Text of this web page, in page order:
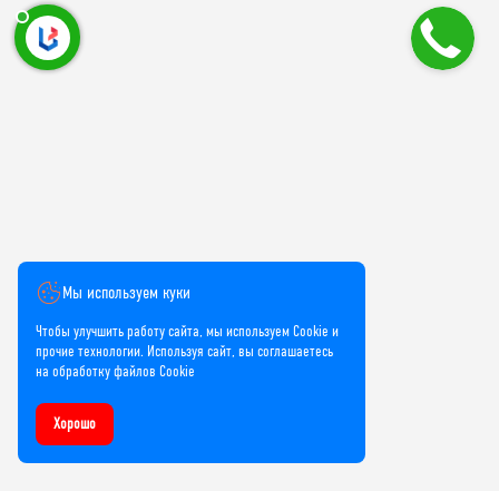
Мы используем куки
Чтобы улучшить работу сайта, мы используем Cookie и
прочие технологии. Используя сайт, вы соглашаетесь
на обработку файлов Cookie
Хорошо